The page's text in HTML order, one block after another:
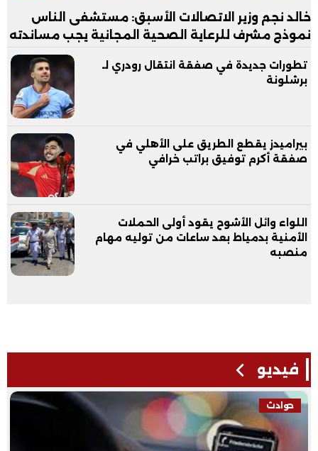
خالد نجم وزير الاتصالات الأسبق: مستشفى الناس
نموذج مشرف للرعاية الصحية المجانية يجب مساندته
تطورات جديدة في صفقة انتقال رودري لـ
برشلونة
بيراميدز يقطع الطريق على الأهلي في
صفقة أكرم توفيق براتب خرافي
اللواء وائل الأشوح يقود أولى الحملات
الأمنية بدمياط بعد ساعات من توليه مهام
منصبه
فيديو
حوادث